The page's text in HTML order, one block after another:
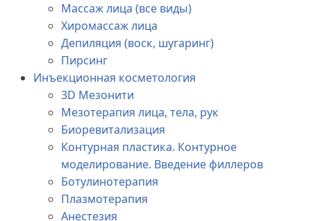
Массаж лица (все виды)
Хиромассаж лица
Депиляция (воск, шугаринг)
Пирсинг
Инъекционная косметология
3D Мезонити
Мезотерапия лица, тела, рук
Биоревитализация
Контурная пластика. Контурное
моделирование. Введение филлеров
Ботулинотерапия
Плазмотерапия
Анестезия